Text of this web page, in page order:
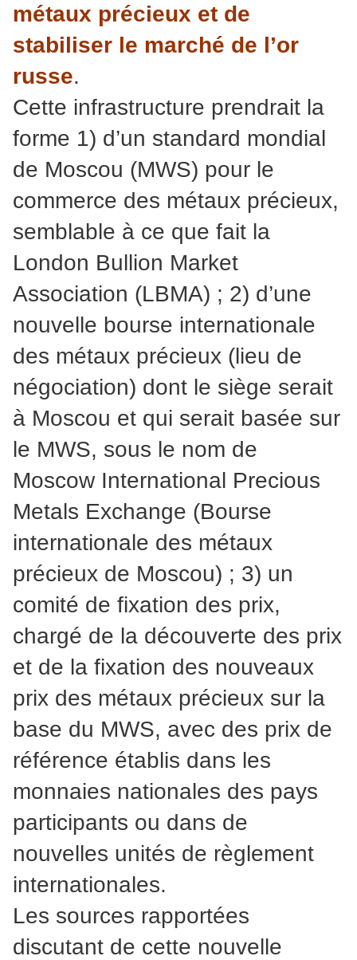
métaux précieux et de
stabiliser le marché de l’or
russe.
Cette infrastructure prendrait la
forme 1) d’un standard mondial
de Moscou (MWS) pour le
commerce des métaux précieux,
semblable à ce que fait la
London Bullion Market
Association (LBMA) ; 2) d’une
nouvelle bourse internationale
des métaux précieux (lieu de
négociation) dont le siège serait
à Moscou et qui serait basée sur
le MWS, sous le nom de
Moscow International Precious
Metals Exchange (Bourse
internationale des métaux
précieux de Moscou) ; 3) un
comité de fixation des prix,
chargé de la découverte des prix
et de la fixation des nouveaux
prix des métaux précieux sur la
base du MWS, avec des prix de
référence établis dans les
monnaies nationales des pays
participants ou dans de
nouvelles unités de règlement
internationales.
Les sources rapportées
discutant de cette nouvelle